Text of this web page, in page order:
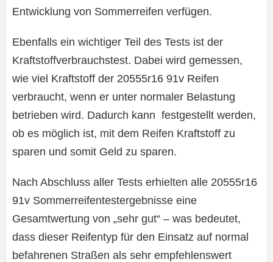
Entwicklung von Sommerreifen verfügen.
Ebenfalls ein wichtiger Teil des Tests ist der
Kraftstoffverbrauchstest. Dabei wird gemessen,
wie viel Kraftstoff der 20555r16 91v Reifen
verbraucht, wenn er unter normaler Belastung
betrieben wird. Dadurch kann festgestellt werden,
ob es möglich ist, mit dem Reifen Kraftstoff zu
sparen und somit Geld zu sparen.
Nach Abschluss aller Tests erhielten alle 20555r16
91v Sommerreifentestergebnisse eine
Gesamtwertung von „sehr gut“ – was bedeutet,
dass dieser Reifentyp für den Einsatz auf normal
befahrenen Straßen als sehr empfehlenswert